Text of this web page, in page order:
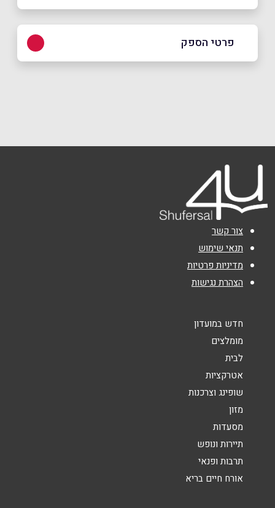
פרטי הספק
טלפון*
אימייל*
נושא*
אנא חזרו אלי בקשר ל...
צור קשר
תנאי שימוש
מדיניות פרטיות
הצהרת נגישות
חדש במועדון
מומלצים
לבית
אטרקציות
שופינג וצרכנות
מזון
מסעדות
תיירות ונופש
תרבות ופנאי
אורח חיים בריא